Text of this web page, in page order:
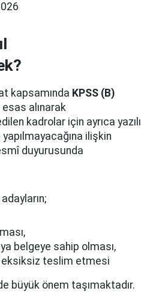
kapsamında KPSS (B)
esas alınarak
kadrolar için ayrıca yazılı
yapılmayacağına ilişkin
duyurusunda
adayların;
belgeye sahip olması,
eksiksiz teslim etmesi
büyük önem taşımaktadır.